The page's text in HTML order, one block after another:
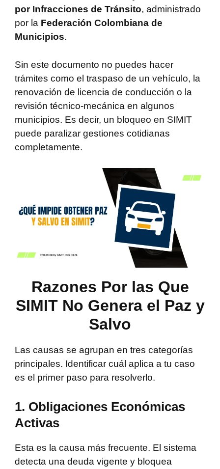
por Infracciones de Tránsito, administrado
por la Federación Colombiana de
Municipios.
Sin este documento no puedes hacer
trámites como el traspaso de un vehículo, la
renovación de licencia de conducción o la
revisión técnico-mecánica en algunos
municipios. Es decir, un bloqueo en SIMIT
puede paralizar gestiones cotidianas
completamente.
Razones Por las Que
SIMIT No Genera el Paz y
Salvo
Las causas se agrupan en tres categorías
principales. Identificar cuál aplica a tu caso
es el primer paso para resolverlo.
1. Obligaciones Económicas
Activas
Esta es la causa más frecuente. El sistema
detecta una deuda vigente y bloquea